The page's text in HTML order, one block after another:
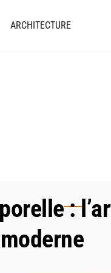
ARCHITECTURE
: